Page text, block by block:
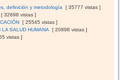
definición y metodología
[ 35777 vistas ]
[ 32698 vistas ]
[ 25545 vistas ]
SALUD HUMANA
[ 20898 vistas ]
vistas ]